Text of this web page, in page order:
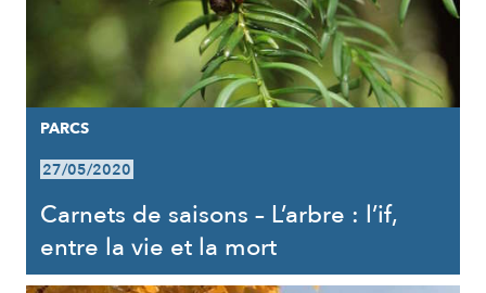
PARCS
27/05/2020
Carnets de saisons – L’arbre : l’if,
entre la vie et la mort